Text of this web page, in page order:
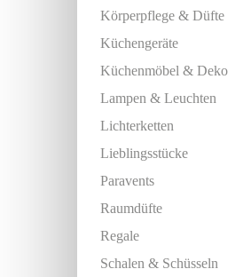
Körperpflege & Düfte
Küchengeräte
Küchenmöbel & Deko
Lampen & Leuchten
Lichterketten
Lieblingsstücke
Paravents
Raumdüfte
Regale
Schalen & Schüsseln